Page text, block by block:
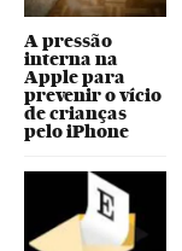
A pressão
interna na
Apple para
prevenir o vício
de crianças
pelo iPhone